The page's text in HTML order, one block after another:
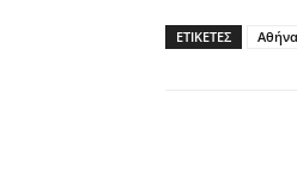
ΕΤΙΚΕΤΕΣ Αθήνα